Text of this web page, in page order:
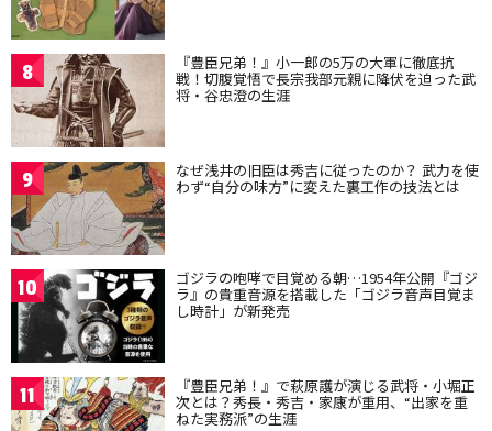
8 『豊臣兄弟！』小一郎の5万の大軍に徹底抗
戦！切腹覚悟で長宗我部元親に降伏を迫った武
将・谷忠澄の生涯
9 なぜ浅井の旧臣は秀吉に従ったのか？ 武力を使
わず“自分の味方”に変えた裏工作の技法とは
10 ゴジラの咆哮で目覚める朝…1954年公開『ゴジ
ラ』の貴重音源を搭載した「ゴジラ音声目覚ま
し時計」が新発売
11 『豊臣兄弟！』で萩原護が演じる武将・小堀正
次とは？秀長・秀吉・家康が重用、“出家を重
ねた実務派”の生涯